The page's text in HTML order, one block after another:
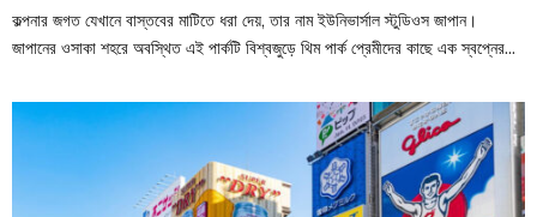
কল্পনার জগত যেখানে বাস্তবের মাটিতে ধরা দেয়, তার নাম ইউনিভার্সাল স্টুডিওস জাপান।
জাপানের ওসাকা শহরে অবস্থিত এই পার্কটি বিশ্বজুড়ে থিম পার্ক প্রেমীদের কাছে এক স্বপ্নের...